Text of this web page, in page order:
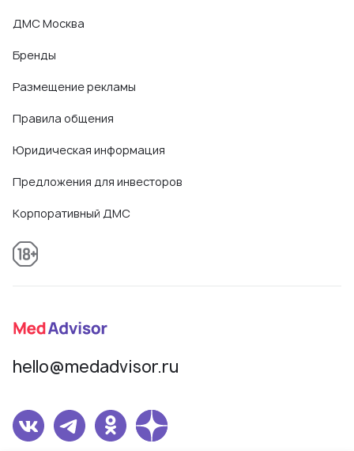
ДМС Москва
Бренды
Размещение рекламы
Правила общения
Юридическая информация
Предложения для инвесторов
Корпоративный ДМС
hello@medadvisor.ru